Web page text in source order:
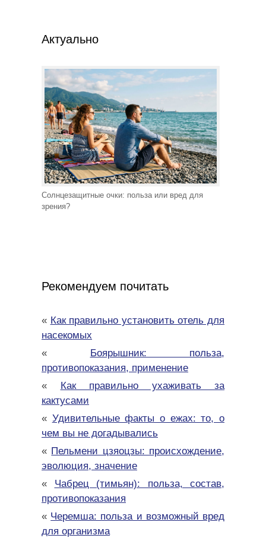
Актуально
Солнцезащитные очки: польза или вред для
зрения?
Рекомендуем почитать
« Как правильно установить отель для
насекомых
«
Боярышник: польза,
противопоказания, применение
«
Как правильно ухаживать за
кактусами
« Удивительные факты о ежах: то, о
чем вы не догадывались
« Пельмени цзяоцзы: происхождение,
эволюция, значение
« Чабрец (тимьян): польза, состав,
противопоказания
« Черемша: польза и возможный вред
для организма